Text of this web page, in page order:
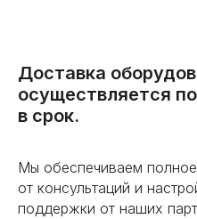
Доставка
осуществляется
в срок.
Мы обеспечиваем
от консультаций и
поддержки от наших